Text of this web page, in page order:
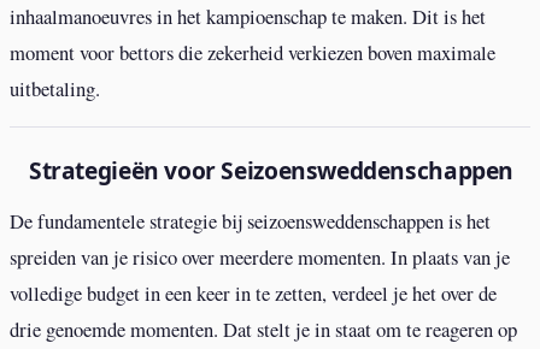
inhaalmanoeuvres in het kampioenschap te maken. Dit is het
moment voor bettors die zekerheid verkiezen boven maximale
uitbetaling.
Strategieën voor Seizoensweddenschappen
De fundamentele strategie bij seizoensweddenschappen is het
spreiden van je risico over meerdere momenten. In plaats van je
volledige budget in een keer in te zetten, verdeel je het over de
drie genoemde momenten. Dat stelt je in staat om te reageren op